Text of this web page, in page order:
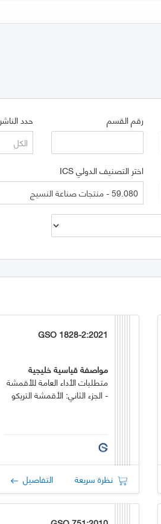
رقم القسم
حدد الناشر
الكل
اختر التصنيف الدولي ICS
59.080 - منتجات صناعة النسيج
GSO 1828-2:2021
مواصفة قياسية خليجية
متطلبات الأداء العامة للأقمشة
- الجزء الثاني: الأقمشة التريكو
نظرة سريعة التفاصيل